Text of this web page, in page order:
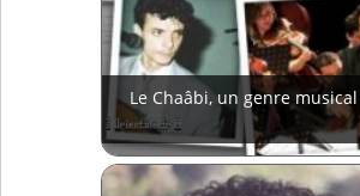
Le Chaâbi, un genre